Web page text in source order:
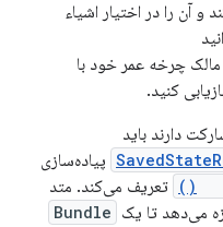
و آن را در اختیار اشیاء
مالک چرخه عمر خود با
کنید.
دارند باید
پیاده‌سازی
تعریف می‌کند. متد
می‌دهد تا یک Bundle